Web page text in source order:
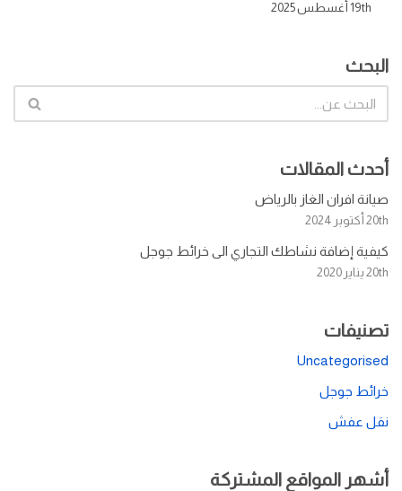
19th أغسطس 2025
البحث
أحدث المقالات
صيانة افران الغاز بالرياض
20th أكتوبر 2024
كيفية إضافة نشاطك التجاري الى خرائط جوجل
20th يناير 2020
تصنيفات
Uncategorised
خرائط جوجل
نقل عفش
أشهر المواقع المشتركة